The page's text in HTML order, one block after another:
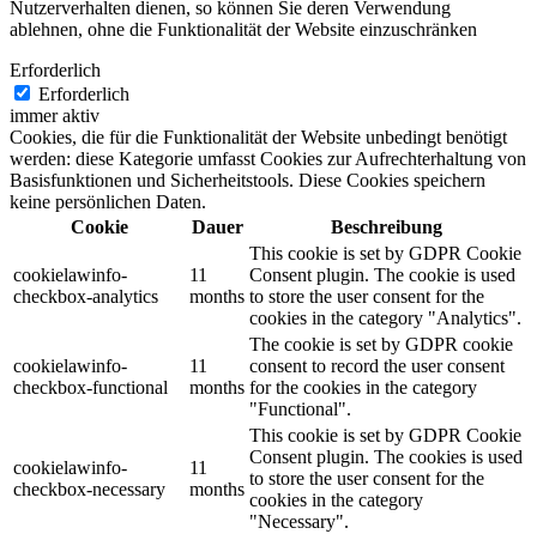
Nutzerverhalten dienen, so können Sie deren Verwendung
ablehnen, ohne die Funktionalität der Website einzuschränken
Erforderlich
Erforderlich
immer aktiv
Cookies, die für die Funktionalität der Website unbedingt benötigt
werden: diese Kategorie umfasst Cookies zur Aufrechterhaltung von
Basisfunktionen und Sicherheitstools. Diese Cookies speichern
keine persönlichen Daten.
Cookie
Dauer Beschreibung
cookielawinfo-
checkbox-analytics
11
months
This cookie is set by GDPR Cookie
Consent plugin. The cookie is used
to store the user consent for the
cookies in the category "Analytics".
cookielawinfo-
checkbox-functional
11
months
The cookie is set by GDPR cookie
consent to record the user consent
for the cookies in the category
"Functional".
cookielawinfo-
checkbox-necessary
11
months
This cookie is set by GDPR Cookie
Consent plugin. The cookies is used
to store the user consent for the
cookies in the category
"Necessary".